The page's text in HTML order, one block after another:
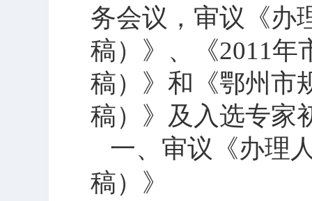
务会议，审议《办
稿）》、《2011年
稿）》和《鄂州市
稿）》及入选专家
一、审议《办理
稿）》